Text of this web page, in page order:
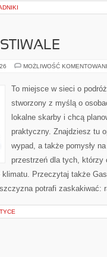
MOŻLIWOŚĆ
To miejsce w sieci o
stworzony z myślą o
lokalne skarby i chcą
praktyczny. Znajdziesz tu
wypad, a także pomysły
przestrzeń dla tych, którzy
klimatu. Przeczytaj także
potrafi